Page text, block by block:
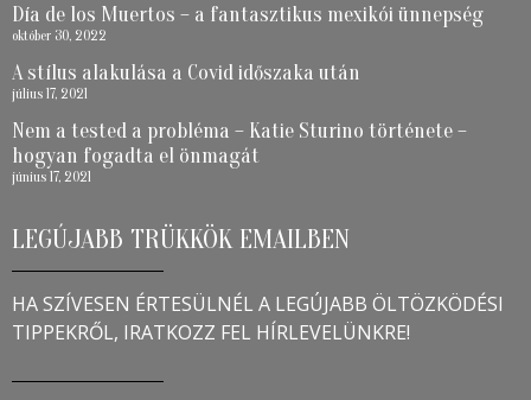
Día de los Muertos – a fantasztikus mexikói ünnepség
október 30, 2022
A stílus alakulása a Covid időszaka után
július 17, 2021
Nem a tested a probléma – Katie Sturino története –
hogyan fogadta el önmagát
június 17, 2021
LEGÚJABB TRÜKKÖK EMAILBEN
HA SZÍVESEN ÉRTESÜLNÉL A LEGÚJABB ÖLTÖZKÖDÉSI
TIPPEKRŐL, IRATKOZZ FEL HÍRLEVELÜNKRE!